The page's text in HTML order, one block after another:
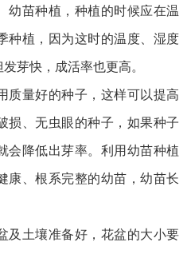
幼苗种植，种植的时候应在温
种植，因为这时的温度、湿度
芽快，成活率也更高。
质量好的种子，这样可以提高
损、无虫眼的种子，如果种子
会降低出芽率。利用幼苗种植
康、根系完整的幼苗，幼苗长
及土壤准备好，花盆的大小要